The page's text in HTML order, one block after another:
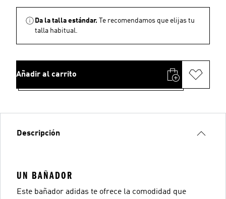
Da la talla estándar.
Te recomendamos que elijas tu
talla habitual.
Añadir al carrito
Descripción
UN BAÑADOR
Este bañador adidas te ofrece la comodidad que